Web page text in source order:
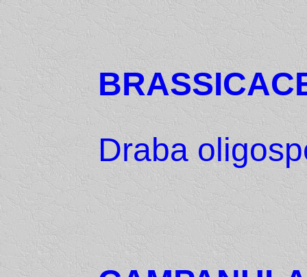
Draba